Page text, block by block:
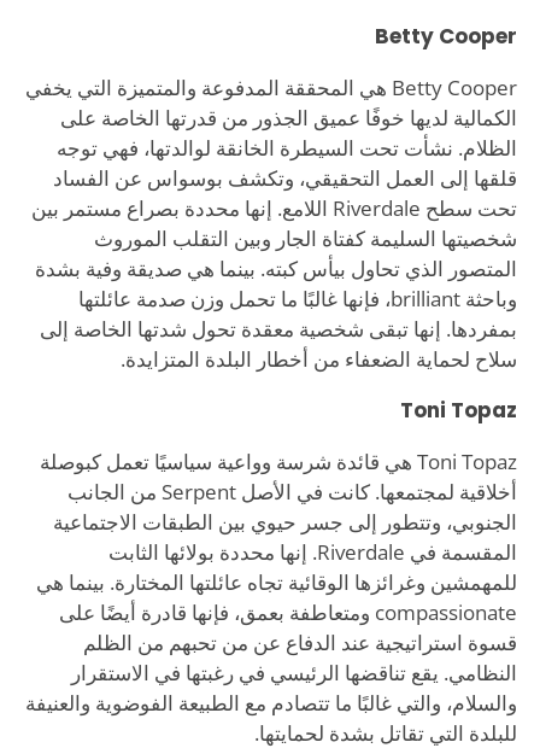
Betty Cooper
Betty Cooper هي المحققة المدفوعة والمتميزة التي يخفي
الكمالية لديها خوفًا عميق الجذور من قدرتها الخاصة على
الظلام. نشأت تحت السيطرة الخانقة لوالدتها، فهي توجه
قلقها إلى العمل التحقيقي، وتكشف بوسواس عن الفساد
تحت سطح Riverdale اللامع. إنها محددة بصراع مستمر بين
شخصيتها السليمة كفتاة الجار وبين التقلب الموروث
المتصور الذي تحاول بيأس كبته. بينما هي صديقة وفية بشدة
وباحثة brilliant، فإنها غالبًا ما تحمل وزن صدمة عائلتها
بمفردها. إنها تبقى شخصية معقدة تحول شدتها الخاصة إلى
سلاح لحماية الضعفاء من أخطار البلدة المتزايدة.
Toni Topaz
Toni Topaz هي قائدة شرسة وواعية سياسيًا تعمل كبوصلة
أخلاقية لمجتمعها. كانت في الأصل Serpent من الجانب
الجنوبي، وتتطور إلى جسر حيوي بين الطبقات الاجتماعية
المقسمة في Riverdale. إنها محددة بولائها الثابت
للمهمشين وغرائزها الوقائية تجاه عائلتها المختارة. بينما هي
compassionate ومتعاطفة بعمق، فإنها قادرة أيضًا على
قسوة استراتيجية عند الدفاع عن من تحبهم من الظلم
النظامي. يقع تناقضها الرئيسي في رغبتها في الاستقرار
والسلام، والتي غالبًا ما تتصادم مع الطبيعة الفوضوية والعنيفة
للبلدة التي تقاتل بشدة لحمايتها.